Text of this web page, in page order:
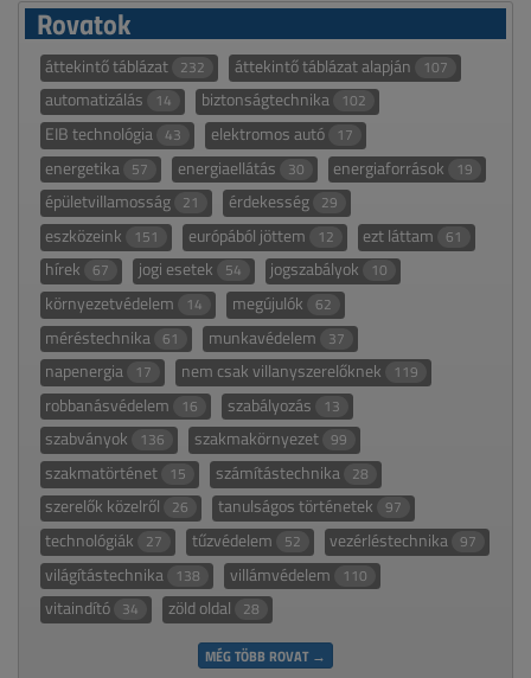
Rovatok
áttekintő táblázat 232 áttekintő táblázat alapján 107
automatizálás 14 biztonságtechnika 102
EIB technológia 43 elektromos autó 17
energetika 57 energiaellátás 30 energiaforrások 19
épületvillamosság 21 érdekesség 29
eszközeink 151 európából jöttem 12 ezt láttam 61
hírek 67 jogi esetek 54 jogszabályok 10
környezetvédelem 14 megújulók 62
méréstechnika 61 munkavédelem 37
napenergia 17 nem csak villanyszerelőknek 119
robbanásvédelem 16 szabályozás 13
szabványok 136 szakmakörnyezet 99
szakmatörténet 15 számítástechnika 28
szerelők közelről 26 tanulságos történetek 97
technológiák 27 tűzvédelem 52 vezérléstechnika 97
világítástechnika 138 villámvédelem 110
vitaindító 34 zöld oldal 28
MÉG TÖBB ROVAT →